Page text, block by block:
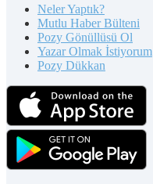
Neler Yaptık?
Mutlu Haber Bülteni
Pozy Gönüllüsü Ol
Yazar Olmak İstiyorum
Pozy Dükkan